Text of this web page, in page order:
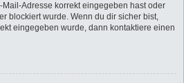
Adresse korrekt eingegeben hast oder
blockiert wurde. Wenn du dir sicher bist,
eingegeben wurde, dann kontaktiere einen